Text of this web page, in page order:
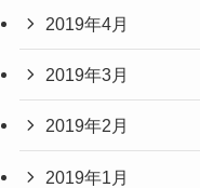
2019年4月
2019年3月
2019年2月
2019年1月